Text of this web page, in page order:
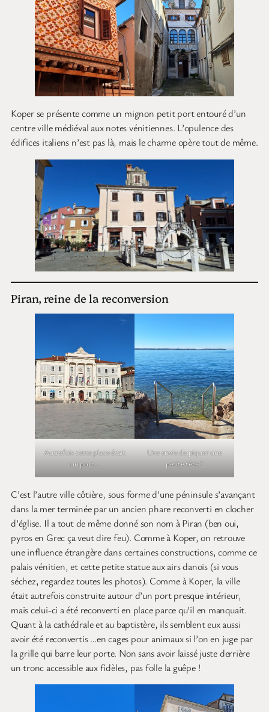
Koper se présente comme un mignon petit port entouré d’un
centre ville médiéval aux notes vénitiennes. L’opulence des
édifices italiens n’est pas là, mais le charme opère tout de même.
Piran, reine de la reconversion
Autrefois cette place était
un port…
Une envie de piquer une
petite tête ?
C’est l’autre ville côtière, sous forme d’une péninsule s’avançant
dans la mer terminée par un ancien phare reconverti en clocher
d’église. Il a tout de même donné son nom à Piran (ben oui,
pyros en Grec ça veut dire feu). Comme à Koper, on retrouve
une influence étrangère dans certaines constructions, comme ce
palais vénitien, et cette petite statue aux airs danois (si vous
séchez, regardez toutes les photos). Comme à Koper, la ville
était autrefois construite autour d’un port presque intérieur,
mais celui-ci a été reconverti en place parce qu’il en manquait.
Quant à la cathédrale et au baptistère, ils semblent eux aussi
avoir été reconvertis …en cages pour animaux si l’on en juge par
la grille qui barre leur porte. Non sans avoir laissé juste derrière
un tronc accessible aux fidèles, pas folle la guêpe !